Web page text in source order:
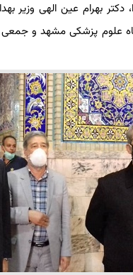
دکتر بهرام عین الهی
علوم پزشکی مشهد و جمعی